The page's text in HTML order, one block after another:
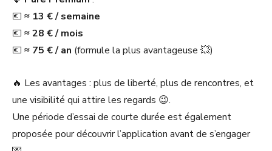
💶 ≈ 13 € / semaine
💶 ≈ 28 € / mois
💶 ≈ 75 € / an (formule la plus avantageuse 💥)
🔥 Les avantages : plus de liberté, plus de rencontres, et
une visibilité qui attire les regards 😉.
Une période d’essai de courte durée est également
proposée pour découvrir l’application avant de s’engager